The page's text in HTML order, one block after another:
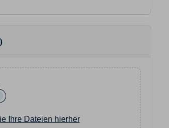
Ihre Dateien hierher